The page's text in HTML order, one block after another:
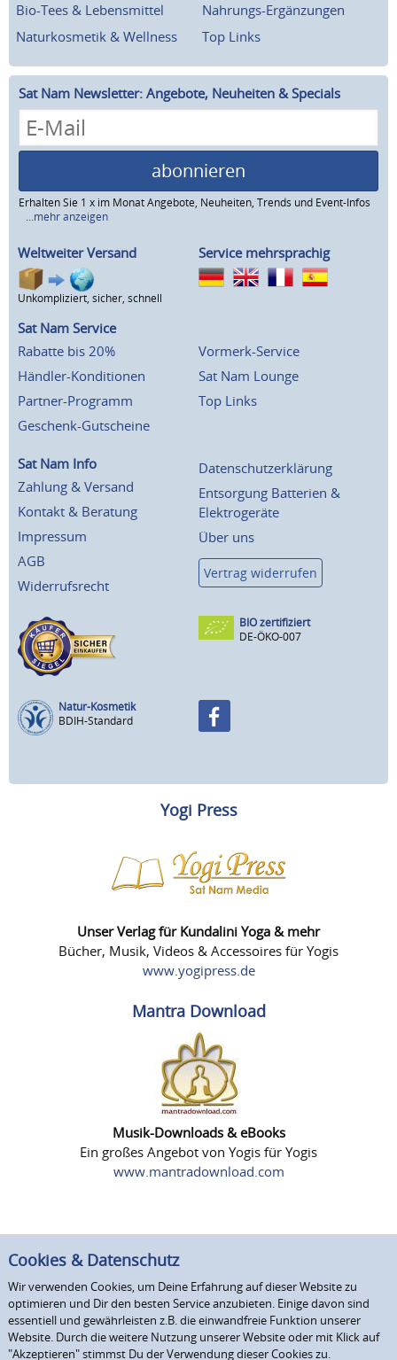
Bio-Tees & Lebensmittel
Nahrungs-Ergänzungen
Naturkosmetik & Wellness
Top Links
Sat Nam Newsletter: Angebote, Neuheiten & Specials
abonnieren
Erhalten Sie 1 x im Monat Angebote, Neuheiten, Trends und Event-Infos
...mehr anzeigen
Weltweiter Versand
Unkompliziert, sicher, schnell
Service mehrsprachig
Sat Nam Service
Rabatte bis 20%
Händler-Konditionen
Partner-Programm
Geschenk-Gutscheine
Vormerk-Service
Sat Nam Lounge
Top Links
Sat Nam Info
Zahlung & Versand
Kontakt & Beratung
Impressum
AGB
Widerrufsrecht
Datenschutzerklärung
Entsorgung Batterien &
Elektrogeräte
Über uns
Vertrag widerrufen
BIO zertifiziert
DE-ÖKO-007
Natur-Kosmetik
BDIH-Standard
Yogi Press
Unser Verlag für Kundalini Yoga & mehr
Bücher, Musik, Videos & Accessoires für Yogis
www.yogipress.de
Mantra Download
Musik-Downloads & eBooks
Ein großes Angebot von Yogis für Yogis
www.mantradownload.com
Cookies & Datenschutz
Wir verwenden Cookies, um Deine Erfahrung auf dieser Website zu
optimieren und Dir den besten Service anzubieten. Einige davon sind
essentiell und gewährleisten z.B. die einwandfreie Funktion unserer
Website. Durch die weitere Nutzung unserer Website oder mit Klick auf
"Akzeptieren" stimmst Du der Verwendung dieser Cookies zu.